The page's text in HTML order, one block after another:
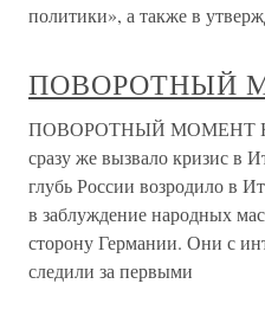
политики», а также в
ПОВОРОТНЫЙ
ПОВОРОТНЫЙ МОМЕНТ
сразу же вызвало кризис в
глубь России возродило в
в заблуждение народных
сторону Германии. Они с
следили за первыми